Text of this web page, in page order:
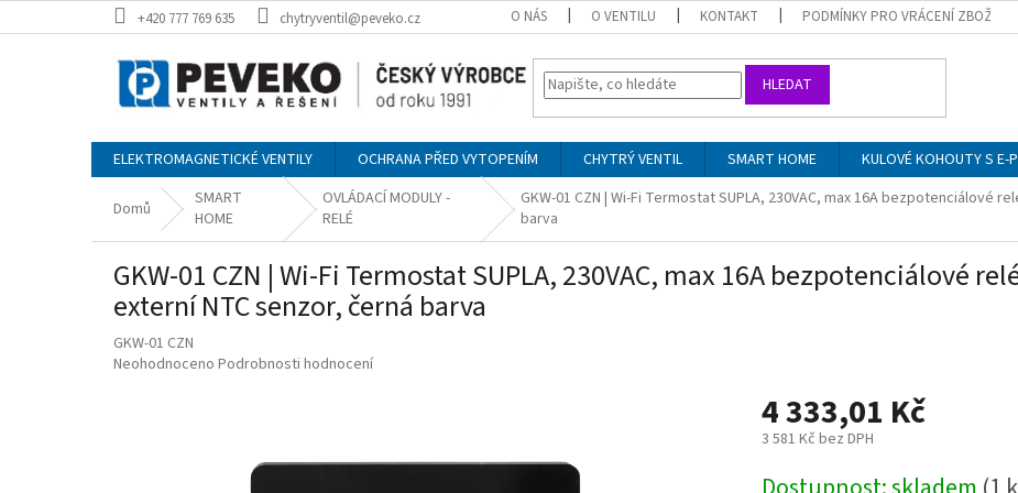
na
+420 777 769 635 chytryventil@peveko.cz O NÁS O VENTILU KONTAKT PODMÍNKY PRO VRÁCENÍ ZBOŽÍ
HLEDAT
ELEKTROMAGNETICKÉ VENTILY OCHRANA PŘED VYTOPENÍM CHYTRÝ VENTIL SMART HOME KULOVÉ KOHOUTY S E-
Domů
SMART
HOME
OVLÁDACÍ MODULY -
RELÉ
GKW-01 CZN | Wi-Fi Termostat SUPLA, 230VAC, max 16A bezpotenciálové
barva
GKW-01 CZN | Wi-Fi Termostat SUPLA, 230VAC, max 16A bezpotenciálové
externí NTC senzor, černá barva
GKW-01 CZN
Průměrné
Neohodnoceno Podrobnosti hodnocení
4 333,01 Kč
3 581 Kč bez DPH